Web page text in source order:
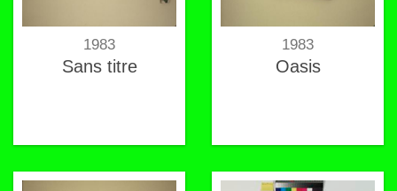
1983
Sans titre
1983
Oasis